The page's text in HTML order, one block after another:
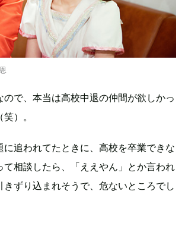
ので、本当は高校中退の仲間が欲しかっ
）。
に追われてたときに、高校を卒業できな
て相談したら、「ええやん」とか言われ
きずり込まれそうで、危ないところでし